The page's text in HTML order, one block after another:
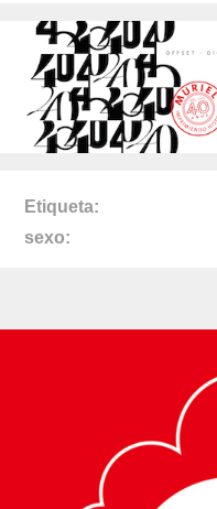
Etiqueta
sexo